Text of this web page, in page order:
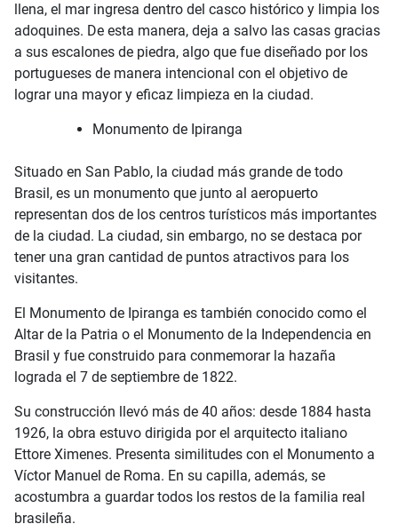
llena, el mar ingresa dentro del casco histórico y limpia los
adoquines. De esta manera, deja a salvo las casas gracias
a sus escalones de piedra, algo que fue diseñado por los
portugueses de manera intencional con el objetivo de
lograr una mayor y eficaz limpieza en la ciudad.
Monumento de Ipiranga
Situado en San Pablo, la ciudad más grande de todo
Brasil, es un monumento que junto al aeropuerto
representan dos de los centros turísticos más importantes
de la ciudad. La ciudad, sin embargo, no se destaca por
tener una gran cantidad de puntos atractivos para los
visitantes.
El Monumento de Ipiranga es también conocido como el
Altar de la Patria o el Monumento de la Independencia en
Brasil y fue construido para conmemorar la hazaña
lograda el 7 de septiembre de 1822.
Su construcción llevó más de 40 años: desde 1884 hasta
1926, la obra estuvo dirigida por el arquitecto italiano
Ettore Ximenes. Presenta similitudes con el Monumento a
Víctor Manuel de Roma. En su capilla, además, se
acostumbra a guardar todos los restos de la familia real
brasileña.